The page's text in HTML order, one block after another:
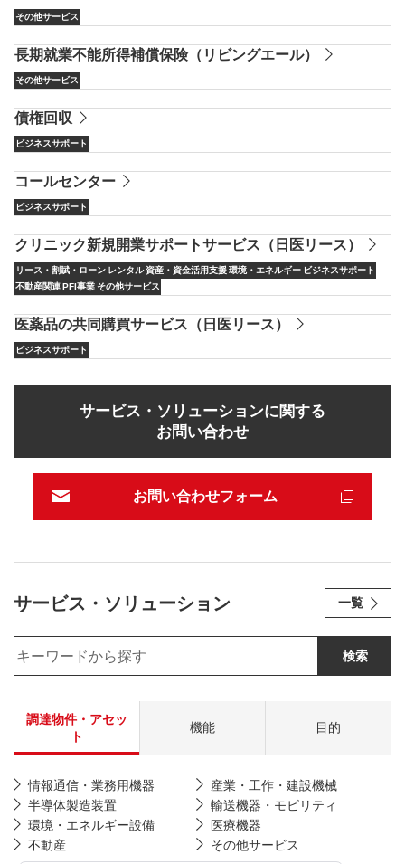
その他サービス
長期就業不能所得補償保険（リビングエール）
その他サービス
債権回収
ビジネスサポート
コールセンター
ビジネスサポート
クリニック新規開業サポートサービス（日医リース）
リース・割賦・ローン レンタル資産・資金活用支援環境・エネルギー ビジネスサポート
不動産関連PFI事業その他サービス
医薬品の共同購買サービス（日医リース）
ビジネスサポート
サービス・ソリューションに関する
お問い合わせ
お問い合わせフォーム
新規ウィンドウを開きます
サービス・ソリューション 一覧
検索
調達物件・アセッ
ト
機能 目的
情報通信・業務用機器
産業・工作・建設機械
半導体製造装置
輸送機器・モビリティ
環境・エネルギー設備
医療機器
不動産
その他サービス